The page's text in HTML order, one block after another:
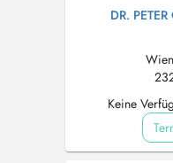
DR.
Keine